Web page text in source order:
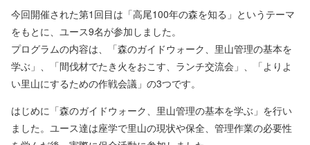
今回開催された第1回目は「高尾100年の森を知る」というテーマ
をもとに、ユース9名が参加しました。
プログラムの内容は、「森のガイドウォーク、里山管理の基本を
学ぶ」、「間伐材でたき火をおこす、ランチ交流会」、「よりよ
い里山にするための作戦会議」の3つです。
はじめに「森のガイドウォーク、里山管理の基本を学ぶ」を行い
ました。ユース達は座学で里山の現状や保全、管理作業の必要性